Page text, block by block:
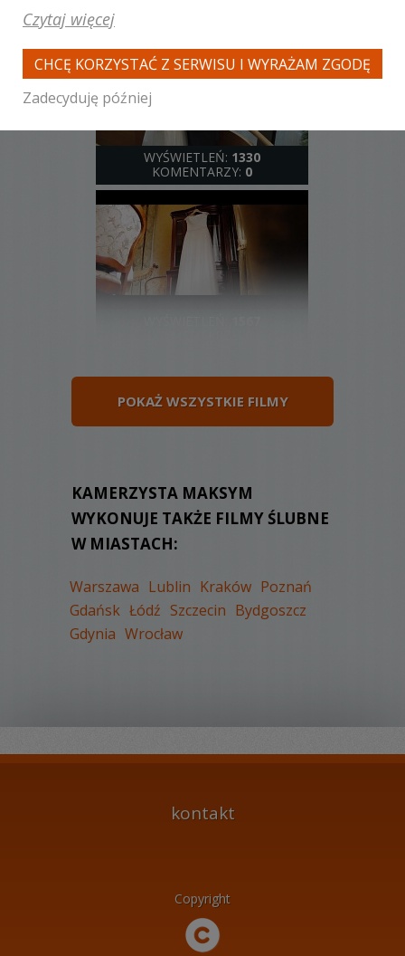
WYŚWIETLEŃ: 1330
KOMENTARZY: 0
WYŚWIETLEŃ:1404
KOMENTARZY:0
POKAŻ WSZYSTKIE FILMY
KAMERZYSTA MAKSYM
WYKONUJE TAKŻE FILMY ŚLUBNE
W MIASTACH:
Warszawa Lublin Kraków Poznań
Gdańsk Łódź Szczecin Bydgoszcz
Gdynia Wrocław
kontakt
Copyright
Czytaj więcej
CHCĘ KORZYSTAĆ Z SERWISU I WYRAŻAM ZGODĘ
Zadecyduję później